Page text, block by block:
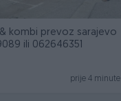
kombi prevoz sarajevo
ili 062646351
prije 4 minute